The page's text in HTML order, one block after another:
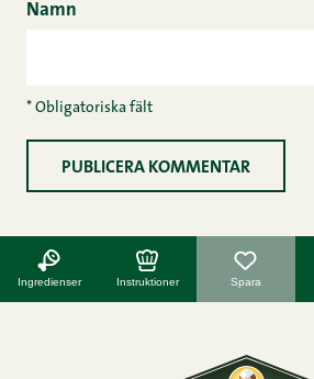
Namn
* Obligatoriska fält
Ingredienser Instruktioner Spara